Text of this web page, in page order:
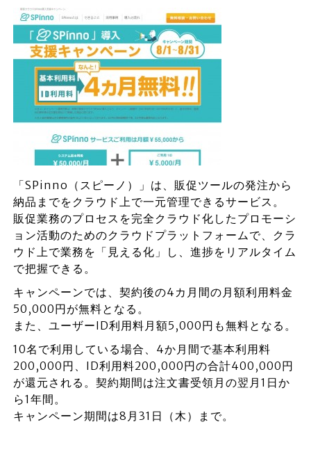
「SPinno（スピーノ）」は、販促ツールの発注から
納品までをクラウド上で一元管理できるサービス。
販促業務のプロセスを完全クラウド化したプロモーシ
ョン活動のためのクラウドプラットフォームで、クラ
ウド上で業務を「見える化」し、進捗をリアルタイム
で把握できる。
キャンペーンでは、契約後の4カ月間の月額利用料金
50,000円が無料となる。
また、ユーザーID利用料月額5,000円も無料となる。
10名で利用している場合、4か月間で基本利用料
200,000円、ID利用料200,000円の合計400,000円
が還元される。契約期間は注文書受領月の翌月1日か
ら1年間。
キャンペーン期間は8月31日（木）まで。